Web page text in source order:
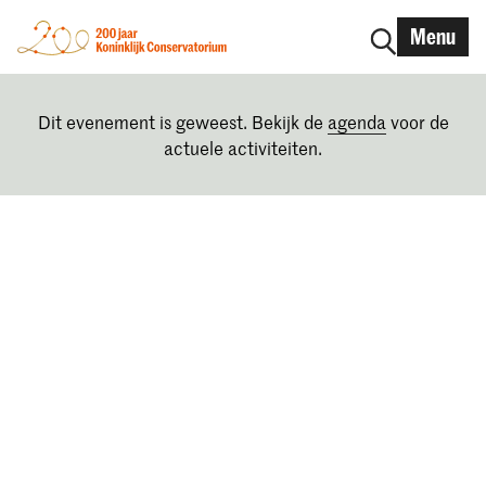
Menu
Dit evenement is geweest. Bekijk de agenda voor de
actuele activiteiten.